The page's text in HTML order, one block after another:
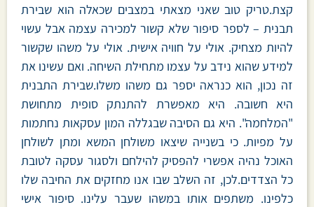
קצת.טריק טוב שאני מצאתי במצבים שכאלה הוא שבירת
תבנית – לספר סיפור שלא קשור למכירה עצמה אבל עשוי
להיות מצחיק. אולי על חוויה אישית. אולי על משהו שקשור
למידע שהוא נידב על עצמו מתחילת השיחה. ואם עשינו את
זה נכון, הוא כנראה יספר גם משהו משלו.שבירת התבנית
היא חשובה. היא מאפשרת להתנתק סופית מתחושת
"המלחמה". היא גם הסיבה שבגללה המון עסקאות נחתמות
על מפיות. כי בשנייה שיצאו משולחן המשא ומתן לשולחן
האוכל נהיה אפשרי להפסיק להילחם ולסגור עסקה לטובת
כל הצדדים.לכן, זה השלב שבו אנו מחזקים את החיבה שלו
כלפינו. משתפים אותו במשהו שעבר עלינו. סיפור אישי